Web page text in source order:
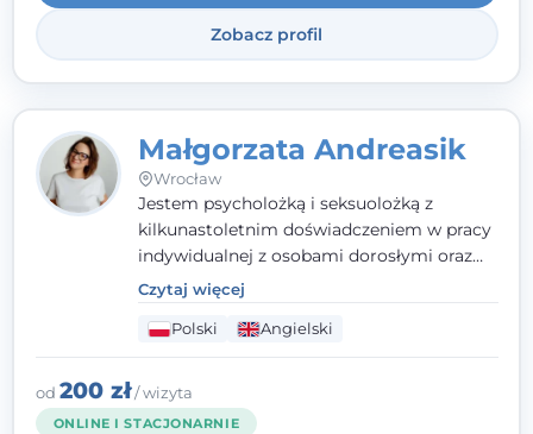
motywacyjnego i treningu uważności.
Zobacz profil
Małgorzata Andreasik
Wrocław
Jestem psycholożką i seksuolożką z
kilkunastoletnim doświadczeniem w pracy
indywidualnej z osobami dorosłymi oraz
parami. Specjalizuję się w obszarze zdrowia
seksualnego, żałoby, kryzysów życiowych i
wypalenia zawodowego. Pracuję w języku
polskim i angielskim, w podejściu
humanistycznym, opartym na
partnerstwie i podmiotowości klienta.
Czytaj więcej
Polski Angielski
od 200 zł/ wizyta
ONLINE I STACJONARNIE